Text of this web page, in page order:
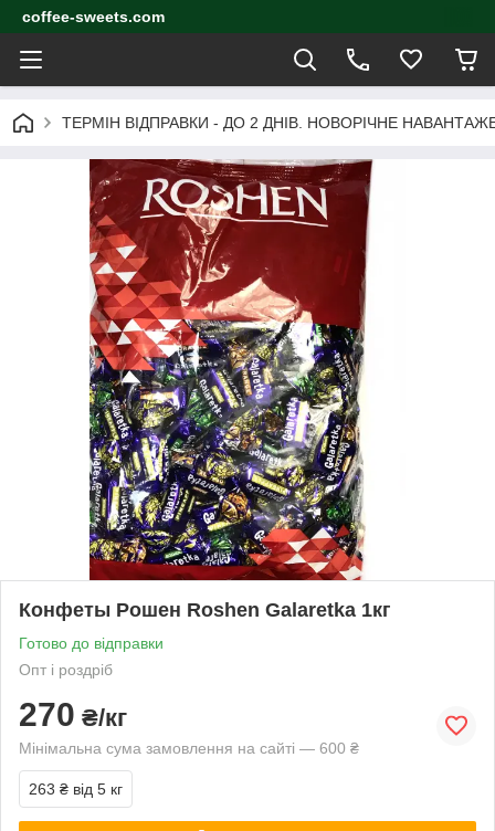
coffee-sweets.com
ТЕРМІН ВІДПРАВКИ - ДО 2 ДНІВ. НОВОРІЧНЕ
Конфеты Рошен Roshen Galaretka 1кг
Готово до відправки
Опт і роздріб
270 ₴/кг
Мінімальна сума замовлення на сайті — 600 ₴
263 ₴ від 5 кг